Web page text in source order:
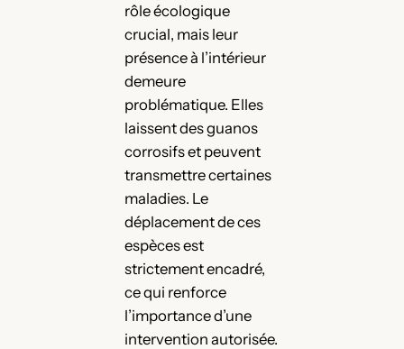
rôle écologique
crucial, mais leur
présence à l’intérieur
demeure
problématique. Elles
laissent des guanos
corrosifs et peuvent
transmettre certaines
maladies. Le
déplacement de ces
espèces est
strictement encadré,
ce qui renforce
l’importance d’une
intervention autorisée.